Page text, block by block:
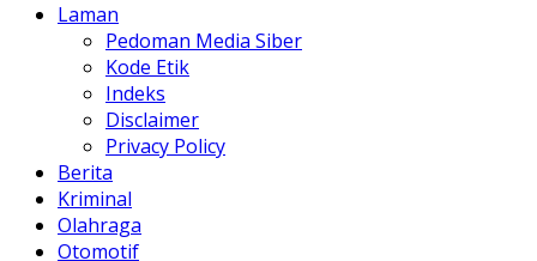
Laman
Pedoman Media Siber
Kode Etik
Indeks
Disclaimer
Privacy Policy
Berita
Kriminal
Olahraga
Otomotif